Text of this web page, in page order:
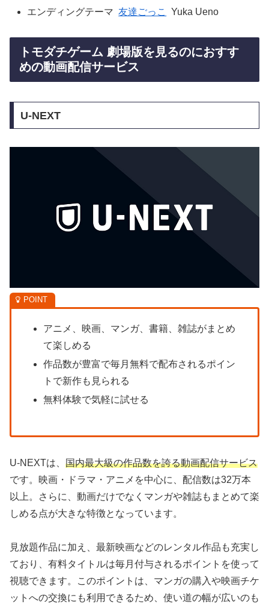
エンディングテーマ 友達ごっこ Yuka Ueno
トモダチゲーム 劇場版を見るのにおすす
めの動画配信サービス
U-NEXT
アニメ、映画、マンガ、書籍、雑誌がまとめ
て楽しめる
作品数が豊富で毎月無料で配布されるポイン
トで新作も見られる
無料体験で気軽に試せる
U-NEXTは、 国内最大級の作品数を誇る動画配信サービス
です。映画・ドラマ・アニメを中心に、配信数は32万本
以上。さらに、動画だけでなくマンガや雑誌もまとめて楽
しめる点が大きな特徴となっています。
見放題作品に加え、最新映画などのレンタル作品も充実し
ており、有料タイトルは毎月付与されるポイントを使って
視聴できます。このポイントは、マンガの購入や映画チケ
ットへの交換にも利用できるため、使い道の幅が広いのも